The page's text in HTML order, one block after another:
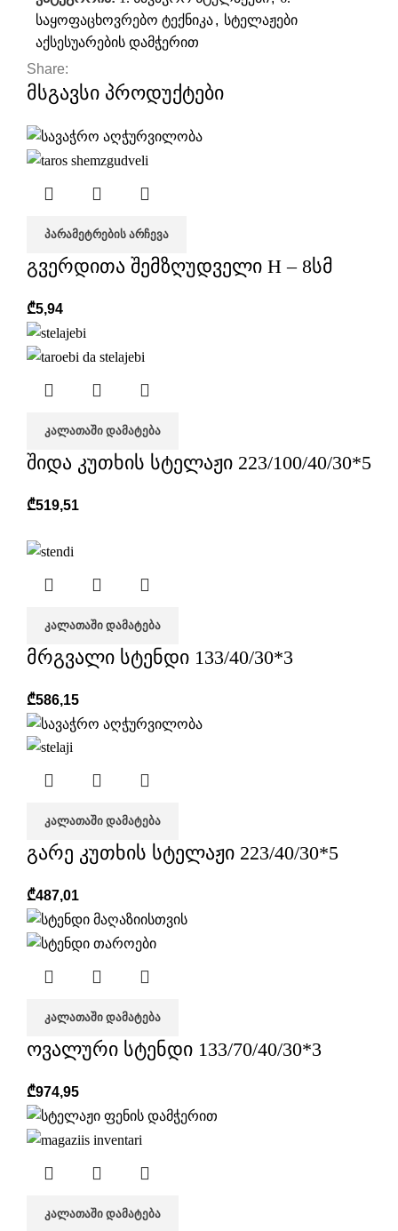
საყოფაცხოვრებო ტექნიკა, სტელაჟები
აქსესუარების დამჭერით
Share:
მსგავსი პროდუქტები
ᲞᲐᲠᲐᲛᲔᲢᲠᲔᲑᲘᲡ ᲐᲠᲩᲔᲕᲐ
გვერდითა შემზღუდველი H – 8სმ
₾5,94
ᲙᲐᲚᲐᲗᲐᲨᲘ ᲓᲐᲛᲐᲢᲔᲑᲐ
შიდა კუთხის სტელაჟი 223/100/40/30*5
₾519,51
ᲙᲐᲚᲐᲗᲐᲨᲘ ᲓᲐᲛᲐᲢᲔᲑᲐ
მრგვალი სტენდი 133/40/30*3
₾586,15
ᲙᲐᲚᲐᲗᲐᲨᲘ ᲓᲐᲛᲐᲢᲔᲑᲐ
გარე კუთხის სტელაჟი 223/40/30*5
₾487,01
ᲙᲐᲚᲐᲗᲐᲨᲘ ᲓᲐᲛᲐᲢᲔᲑᲐ
ოვალური სტენდი 133/70/40/30*3
₾974,95
ᲙᲐᲚᲐᲗᲐᲨᲘ ᲓᲐᲛᲐᲢᲔᲑᲐ